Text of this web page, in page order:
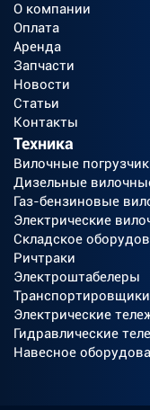
О компании
Оплата
Аренда
Запчасти
Новости
Статьи
Контакты
Техника
Вилочные
Дизельные
Газ-бензиновые
Электрические
Складское
Ричтраки
Электроштабелеры
Электрические
Гидравлические
Навесное